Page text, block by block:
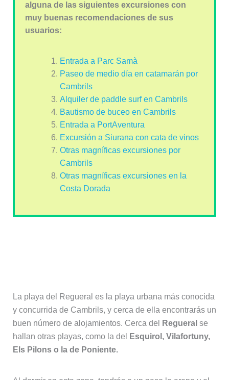
alguna de las siguientes excursiones con
muy buenas recomendaciones de sus
usuarios:
Entrada a Parc Samà
Paseo de medio día en catamarán por
Cambrils
Alquiler de paddle surf en Cambrils
Bautismo de buceo en Cambrils
Entrada a PortAventura
Excursión a Siurana con cata de vinos
Otras magníficas excursiones por
Cambrils
Otras magníficas excursiones en la
Costa Dorada
La playa del Regueral es la playa urbana más conocida
y concurrida de Cambrils, y cerca de ella encontrarás un
buen número de alojamientos. Cerca del
Regueral se
hallan otras playas, como la del
Esquirol, Vilafortuny,
Els Pilons o la de Poniente.